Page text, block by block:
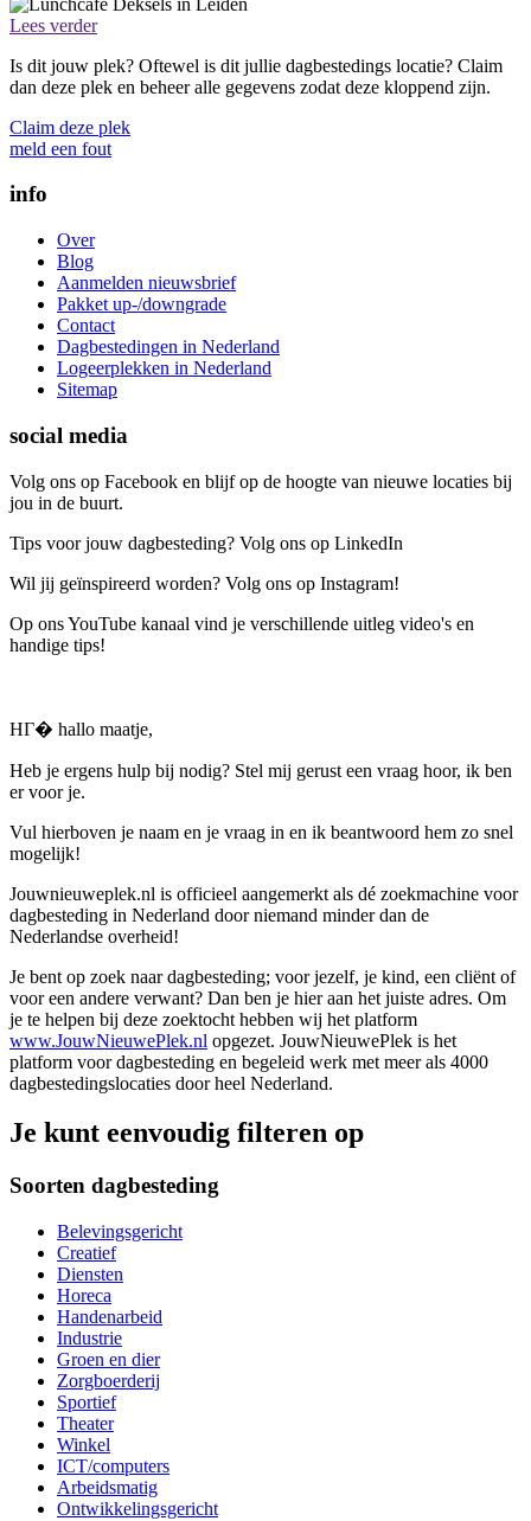
Lees verder
Is dit jouw plek? Oftewel is dit jullie dagbestedings locatie? Claim
dan deze plek en beheer alle gegevens zodat deze kloppend zijn.
Claim deze plek
meld een fout
info
Over
Blog
Aanmelden nieuwsbrief
Pakket up-/downgrade
Contact
Dagbestedingen in Nederland
Logeerplekken in Nederland
Sitemap
social media
Volg ons op Facebook en blijf op de hoogte van nieuwe locaties bij
jou in de buurt.
Tips voor jouw dagbesteding? Volg ons op LinkedIn
Wil jij geïnspireerd worden? Volg ons op Instagram!
Op ons YouTube kanaal vind je verschillende uitleg video's en
handige tips!
HГ� hallo maatje,
Heb je ergens hulp bij nodig? Stel mij gerust een vraag hoor, ik ben
er voor je.
Vul hierboven je naam en je vraag in en ik beantwoord hem zo snel
mogelijk!
Jouwnieuweplek.nl is officieel aangemerkt als dé zoekmachine voor
dagbesteding in Nederland door niemand minder dan de
Nederlandse overheid!
Je bent op zoek naar dagbesteding; voor jezelf, je kind, een cliënt of
voor een andere verwant? Dan ben je hier aan het juiste adres. Om
je te helpen bij deze zoektocht hebben wij het platform
www.JouwNieuwePlek.nl opgezet. JouwNieuwePlek is het
platform voor dagbesteding en begeleid werk met meer als 4000
dagbestedingslocaties door heel Nederland.
Je kunt eenvoudig filteren op
Soorten dagbesteding
Belevingsgericht
Creatief
Diensten
Horeca
Handenarbeid
Industrie
Groen en dier
Zorgboerderij
Sportief
Theater
Winkel
ICT/computers
Arbeidsmatig
Ontwikkelingsgericht